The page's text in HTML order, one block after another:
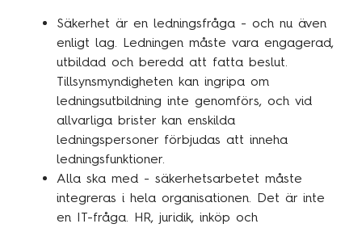
Säkerhet är en ledningsfråga - och nu även
enligt lag. Ledningen måste vara engagerad,
utbildad och beredd att fatta beslut.
Tillsynsmyndigheten kan ingripa om
ledningsutbildning inte genomförs, och vid
allvarliga brister kan enskilda
ledningspersoner förbjudas att inneha
ledningsfunktioner.
Alla ska med - säkerhetsarbetet måste
integreras i hela organisationen. Det är inte
en IT-fråga. HR, juridik, inköp och